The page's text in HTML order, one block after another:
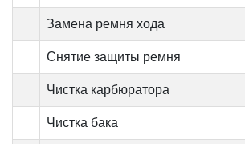
Замена ремня хода
Снятие защиты ремня
Чистка карбюратора
Чистка бака